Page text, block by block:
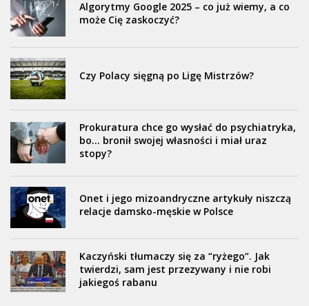
Algorytmy Google 2025 – co już wiemy, a co
może Cię zaskoczyć?
Czy Polacy sięgną po Ligę Mistrzów?
Prokuratura chce go wysłać do psychiatryka,
bo… bronił swojej własności i miał uraz
stopy?
Onet i jego mizoandryczne artykuły niszczą
relacje damsko-męskie w Polsce
Kaczyński tłumaczy się za “ryżego”. Jak
twierdzi, sam jest przezywany i nie robi
jakiegoś rabanu